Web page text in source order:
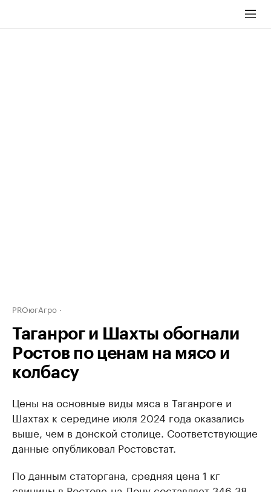
PROюгАгро
Таганрог и Шахты обогнали
Ростов по ценам на мясо и
колбасу
Цены на основные виды мяса в Таганроге и
Шахтах к середине июля 2024 года оказались
выше, чем в донской столице. Соответствующие
данные опубликовал Ростовстат.
По данным статоргана, средняя цена 1 кг